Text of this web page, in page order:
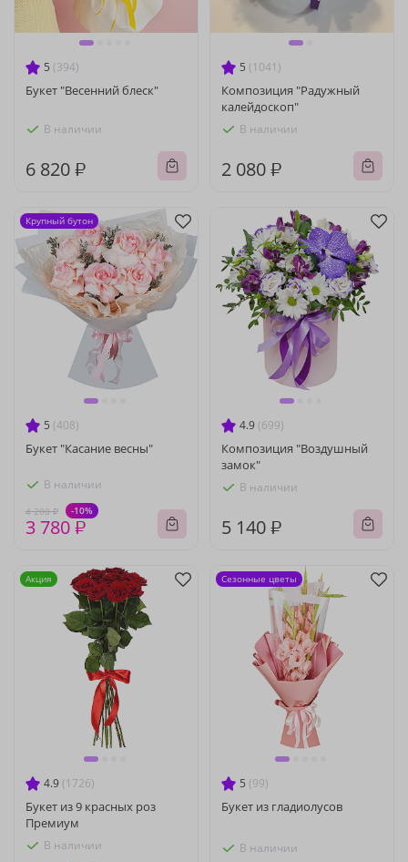
5 (394)
Букет "Весенний блеск"
В наличии
6 820 ₽
5 (1041)
Композиция "Радужный
калейдоскоп"
В наличии
2 080 ₽
5 (408)
Букет "Касание весны"
В наличии
4 200 ₽ -10%
3 780 ₽
Крупный бутон
4.9 (699)
Композиция "Воздушный
замок"
В наличии
5 140 ₽
4.9 (1726)
Букет из 9 красных роз
Премиум
В наличии
Акция
5 (99)
Букет из гладиолусов
В наличии
Сезонные цветы